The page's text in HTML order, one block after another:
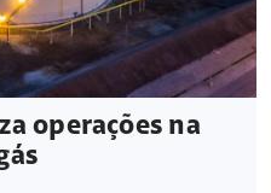
operações na